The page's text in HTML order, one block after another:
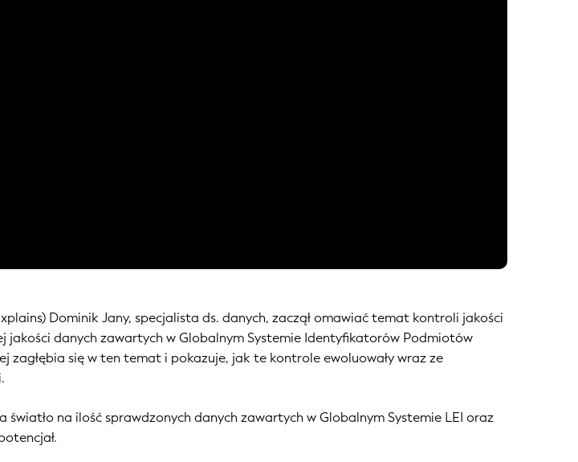
Dominik Jany, specjalista ds. danych, zaczął omawiać temat kontroli jakości
jakości danych zawartych w Globalnym Systemie Identyfikatorów Podmiotów
zagłębia się w ten temat i pokazuje, jak te kontrole ewoluowały wraz ze
światło na ilość sprawdzonych danych zawartych w Globalnym Systemie LEI oraz